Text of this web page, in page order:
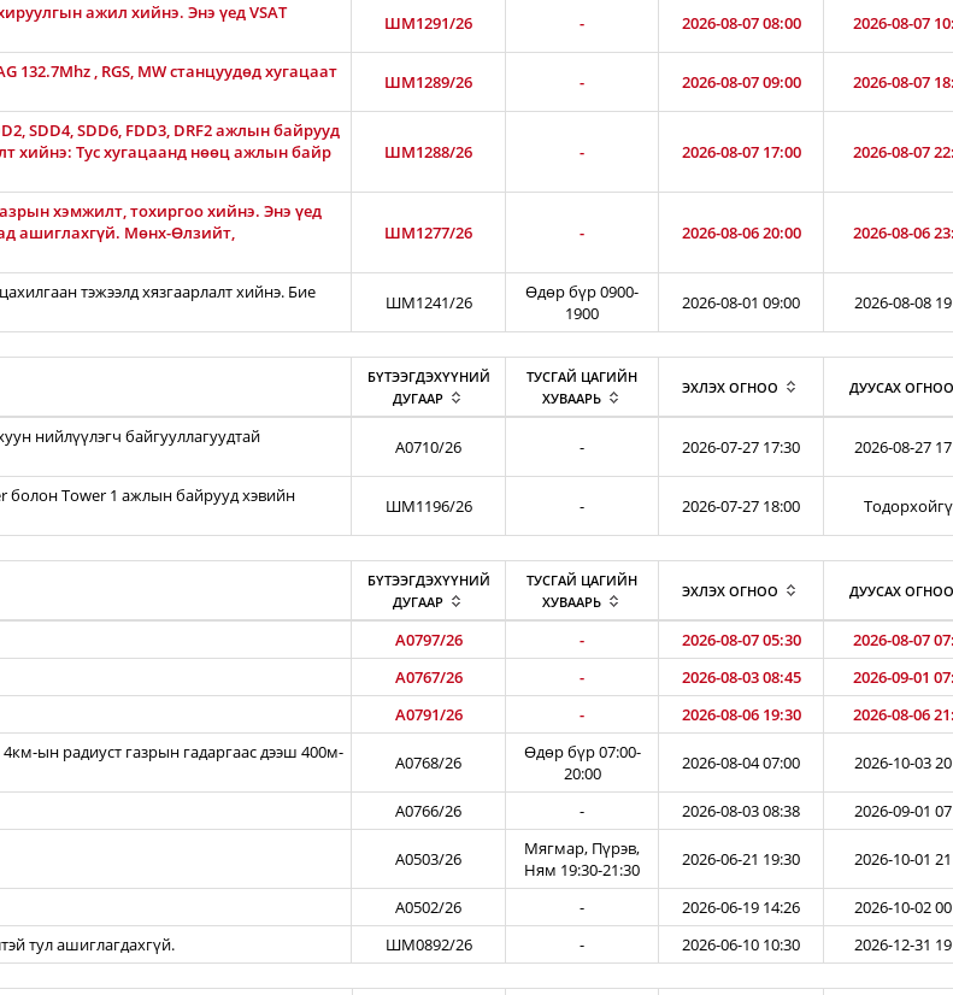
ажил хийнэ. Энэ үед VSAT
ШМ1291/26 - 2026-08-07 08:00 2026-08-07
132.7Mhz , RGS, MW станцуудөд хугацаат
ШМ1289/26 - 2026-08-07 09:00 2026-08-07
SDD4, SDD6, FDD3, DRF2 ажлын байрууд
хийнэ: Тус хугацаанд нөөц ажлын байр
ШМ1288/26 - 2026-08-07 17:00 2026-08-07
хэмжилт, тохиргоо хийнэ. Энэ үед
ашиглахгүй. Мөнх-Өлзийт,
ШМ1277/26 - 2026-08-06 20:00 2026-08-06
тэжээлд хязгаарлалт хийнэ. Бие
ШМ1241/26
Өдөр бүр 0900-
1900
2026-08-01 09:00
2026-08-08
БҮТЭЭГДЭХҮҮНИЙ
ДУГААР
ТУСГАЙ ЦАГИЙН
ХУВААРЬ
ЭХЛЭХ ОГНОО ДУУСАХ ОГНОО
нийлүүлэгч байгууллагуудтай
A0710/26 - 2026-07-27 17:30 2026-08-27
болон Tower 1 ажлын байрууд хэвийн
ШМ1196/26 - 2026-07-27 18:00
БҮТЭЭГДЭХҮҮНИЙ
ДУГААР
ТУСГАЙ ЦАГИЙН
ХУВААРЬ
ЭХЛЭХ ОГНОО ДУУСАХ ОГНОО
A0797/26 - 2026-08-07 05:30
2026-08-07
A0767/26 - 2026-08-03 08:45
2026-09-01
A0791/26 - 2026-08-06 19:30 2026-08-06
ын радиуст газрын гадаргаас дээш 400м-
A0768/26
Өдөр бүр 07:00-
20:00
2026-08-04 07:00 2026-10-03
A0766/26 - 2026-08-03 08:38 2026-09-01
A0503/26
Мягмар, Пүрэв,
Ням 19:30-21:30
2026-06-21 19:30 2026-10-01
A0502/26 - 2026-06-19 14:26
2026-10-02
тул ашиглагдахгүй. ШМ0892/26 - 2026-06-10 10:30
2026-12-31